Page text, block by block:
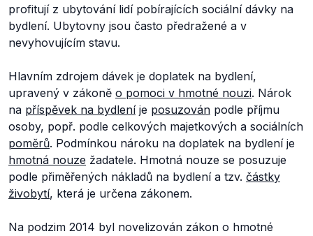
profitují z ubytování lidí pobírajících sociální dávky na
bydlení. Ubytovny jsou často předražené a v
nevyhovujícím stavu.
Hlavním zdrojem dávek je doplatek na bydlení,
upravený v zákoně o pomoci v hmotné nouzi. Nárok
na příspěvek na bydleníje posuzován podle příjmu
osoby, popř. podle celkových majetkových a sociálních
poměrů. Podmínkou nároku na doplatek na bydlení je
hmotná nouze žadatele. Hmotná nouze se posuzuje
podle přiměřených nákladů na bydlení a tzv. částky
živobytí, která je určena zákonem.
Na podzim 2014 byl novelizován zákon o hmotné